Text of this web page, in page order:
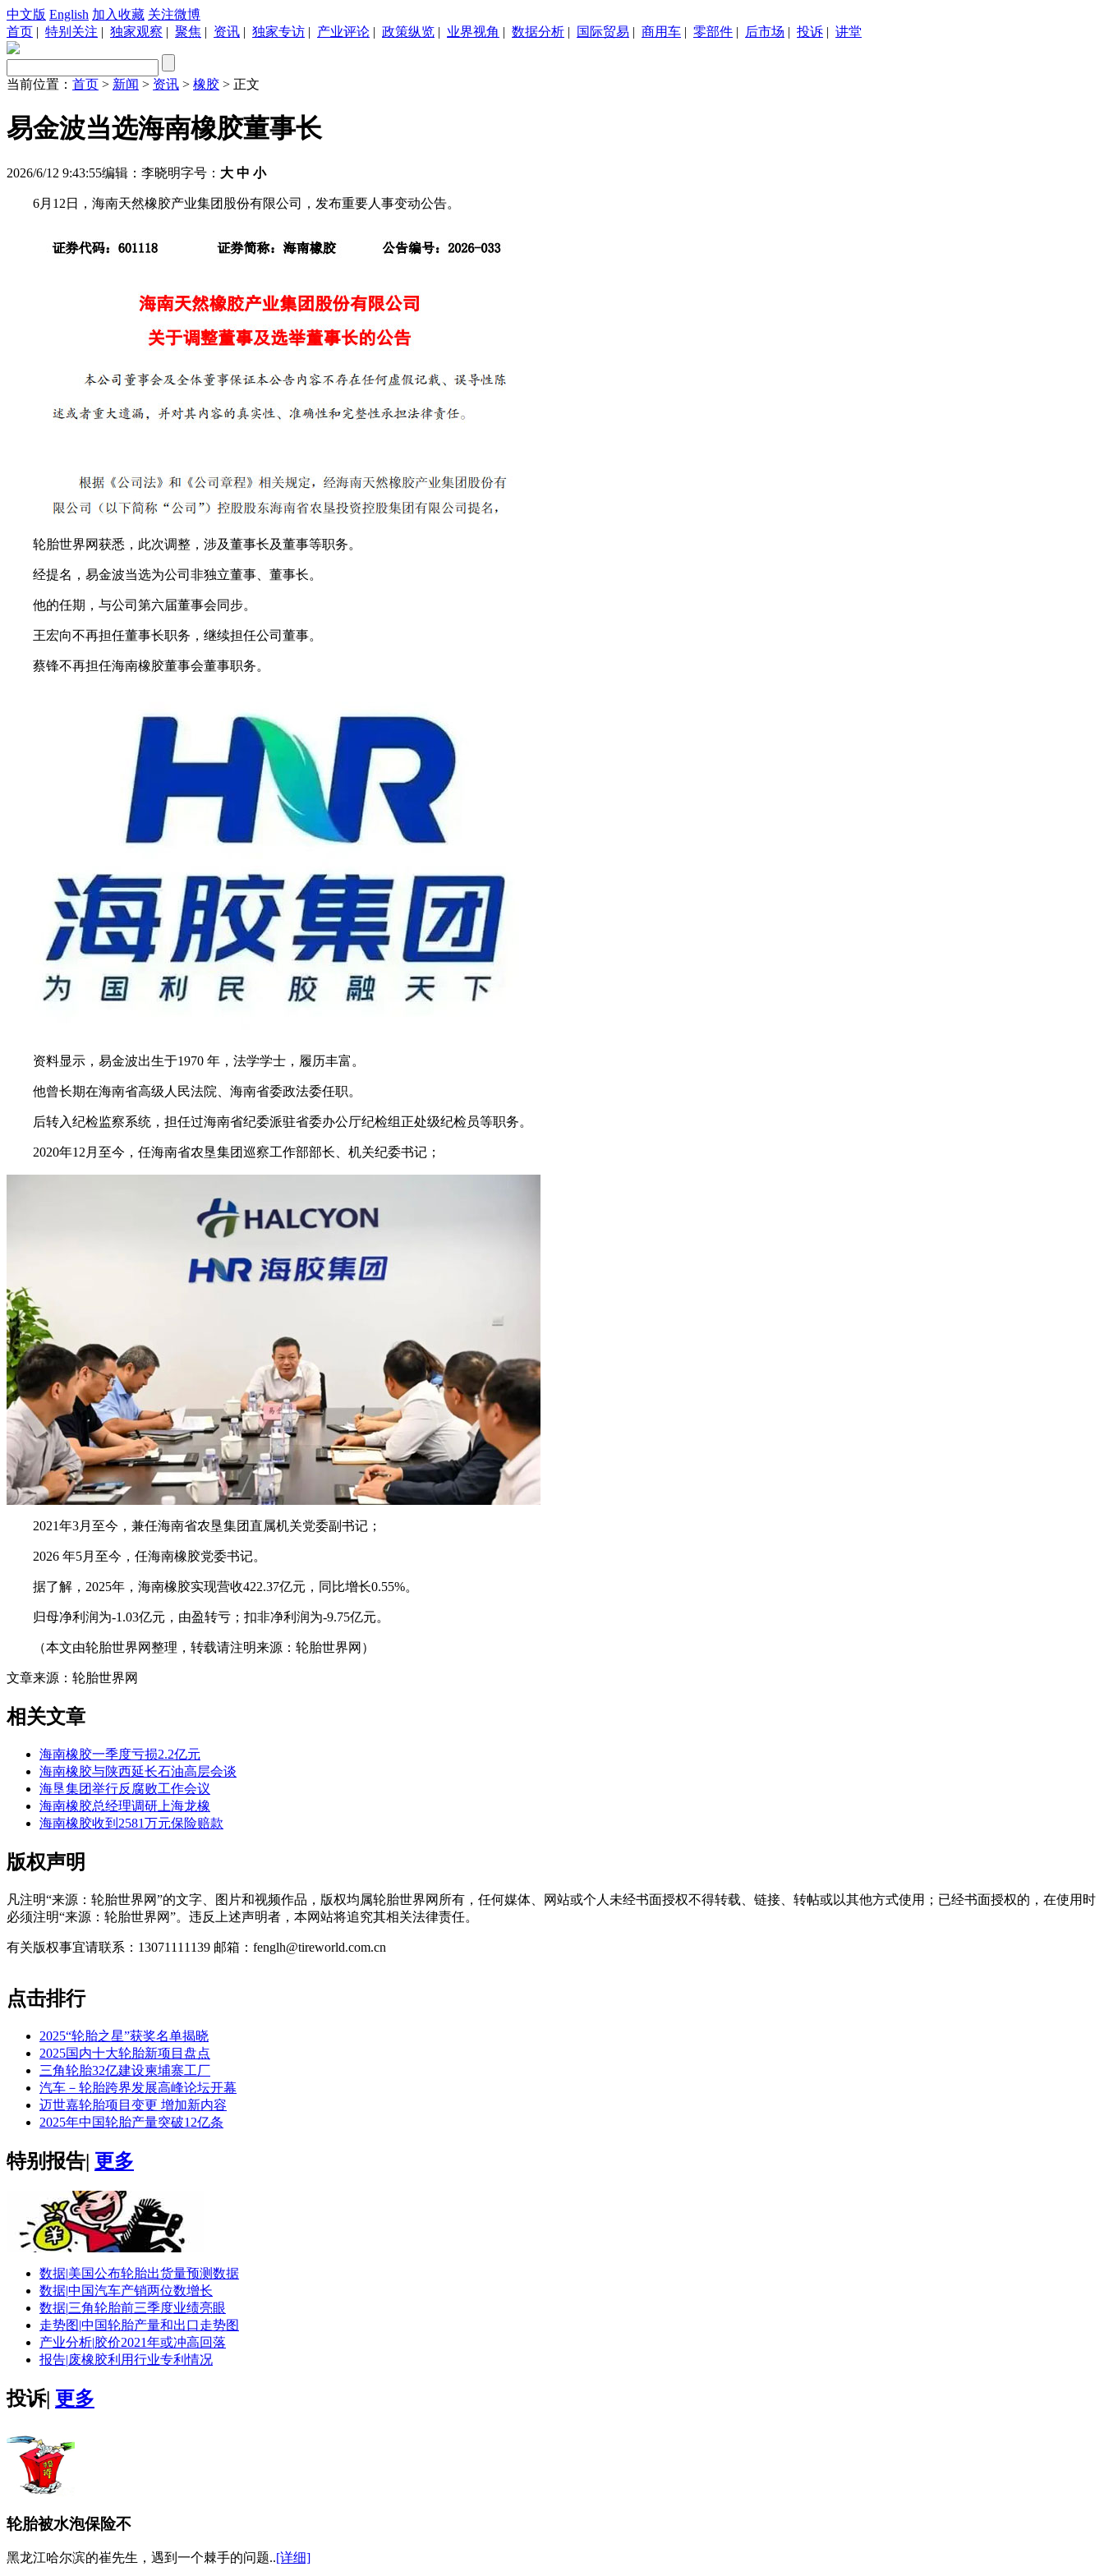
中文版 English 加入收藏 关注微博
首页 | 特别关注 | 独家观察 | 聚焦 | 资讯 | 独家专访 | 产业评论 | 政策纵览 | 业界视角 | 数据分析 | 国际贸易 | 商用车 | 零部件 | 后市场 | 投诉 | 讲堂
当前位置： 首页 > 新闻 > 资讯 > 橡胶 > 正文
易金波当选海南橡胶董事长
2026/6/12 9:43:55编辑：李晓明字号： 大 中 小
6月12日，海南天然橡胶产业集团股份有限公司，发布重要人事变动公告。
轮胎世界网获悉，此次调整，涉及董事长及董事等职务。
经提名，易金波当选为公司非独立董事、董事长。
他的任期，与公司第六届董事会同步。
王宏向不再担任董事长职务，继续担任公司董事。
蔡锋不再担任海南橡胶董事会董事职务。
资料显示，易金波出生于1970 年，法学学士，履历丰富。
他曾长期在海南省高级人民法院、海南省委政法委任职。
后转入纪检监察系统，担任过海南省纪委派驻省委办公厅纪检组正处级纪检员等职务。
2020年12月至今，任海南省农垦集团巡察工作部部长、机关纪委书记；
2021年3月至今，兼任海南省农垦集团直属机关党委副书记；
2026 年5月至今，任海南橡胶党委书记。
据了解，2025年，海南橡胶实现营收422.37亿元，同比增长0.55%。
归母净利润为-1.03亿元，由盈转亏；扣非净利润为-9.75亿元。
（本文由轮胎世界网整理，转载请注明来源：轮胎世界网）
文章来源：轮胎世界网
相关文章
海南橡胶一季度亏损2.2亿元
海南橡胶与陕西延长石油高层会谈
海垦集团举行反腐败工作会议
海南橡胶总经理调研上海龙橡
海南橡胶收到2581万元保险赔款
版权声明
凡注明“来源：轮胎世界网”的文字、图片和视频作品，版权均属轮胎世界网所有，任何媒体、网站或个人未经书面授权不得转载、链接、转帖或以其他方式使用；已经书面授权的，在使用时
必须注明“来源：轮胎世界网”。违反上述声明者，本网站将追究其相关法律责任。
有关版权事宜请联系：13071111139 邮箱：fenglh@tireworld.com.cn
点击排行
2025“轮胎之星”获奖名单揭晓
2025国内十大轮胎新项目盘点
三角轮胎32亿建设柬埔寨工厂
汽车－轮胎跨界发展高峰论坛开幕
迈世嘉轮胎项目变更 增加新内容
2025年中国轮胎产量突破12亿条
特别报告 更多
数据|美国公布轮胎出货量预测数据
数据|中国汽车产销两位数增长
数据|三角轮胎前三季度业绩亮眼
走势图|中国轮胎产量和出口走势图
产业分析|胶价2021年或冲高回落
报告|废橡胶利用行业专利情况
投诉| 更多
轮胎被水泡保险不
黑龙江哈尔滨的崔先生，遇到一个棘手的问题..[详细]